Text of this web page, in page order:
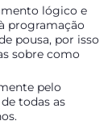
lógico e
programação
pousa, por isso
sobre como
pelo
todas as